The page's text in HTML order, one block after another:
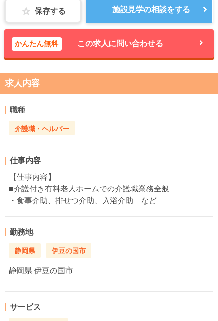
保存する 施設見学の相談をする
かんたん無料 この求人に問い合わせる
求人内容
職種
介護職・ヘルパー
仕事内容
【仕事内容】
■介護付き有料老人ホームでの介護職業務全般
・食事介助、排せつ介助、入浴介助 など
勤務地
静岡県 伊豆の国市
静岡県 伊豆の国市
サービス